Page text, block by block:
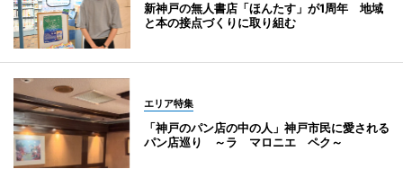
新神戸の無人書店「ほんたす」が1周年 地域
と本の接点づくりに取り組む
エリア特集
「神戸のパン店の中の人」神戸市民に愛される
パン店巡り ～ラ マロニエ ペク～